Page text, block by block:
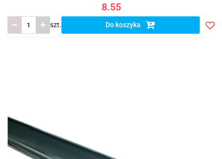
8.55
szt. Do koszyka